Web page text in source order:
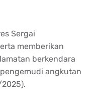
Sergai
memberikan
berkendara
pengemudi angkutan